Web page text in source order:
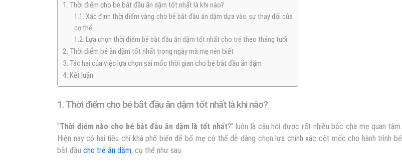
1. Thời điểm cho bé bắt đầu ăn dặm tốt nhất là khi nào?
1.1. Xác định thời điểm vàng cho bé bắt đầu ăn dặm dựa vào sự thay đổi của
cơ thể
1.2. Lựa chọn thời điểm bé bắt đầu ăn dặm tốt nhất cho trẻ theo tháng tuổi
2. Thời điểm bé ăn dặm tốt nhất trong ngày mà mẹ nên biết
3. Tác hai của việc lựa chọn sai mốc thời gian cho bé bắt đầu ăn dặm
4. Kết luận
1. Thời điểm cho bé bắt đầu ăn dặm tốt nhất là khi nào?
“Thời điểm nào cho bé bắt đầu ăn dặm là tốt nhất?” luôn là câu hỏi được rất nhiều bậc cha mẹ quan tâm.
Hiện nay có hai tiêu chí khá phổ biến để bố mẹ có thể dễ dàng chọn lựa chính xác cột mốc cho hành trình bé
bắt đầu cho trẻ ăn dặm, cụ thể như sau.